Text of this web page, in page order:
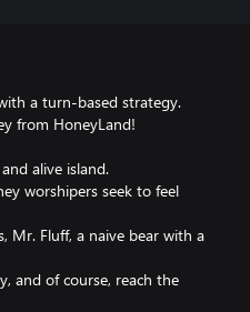
a turn-based strategy.
from HoneyLand!
alive island.
worshipers seek to feel
Mr. Fluff, a naive bear with a
and of course, reach the